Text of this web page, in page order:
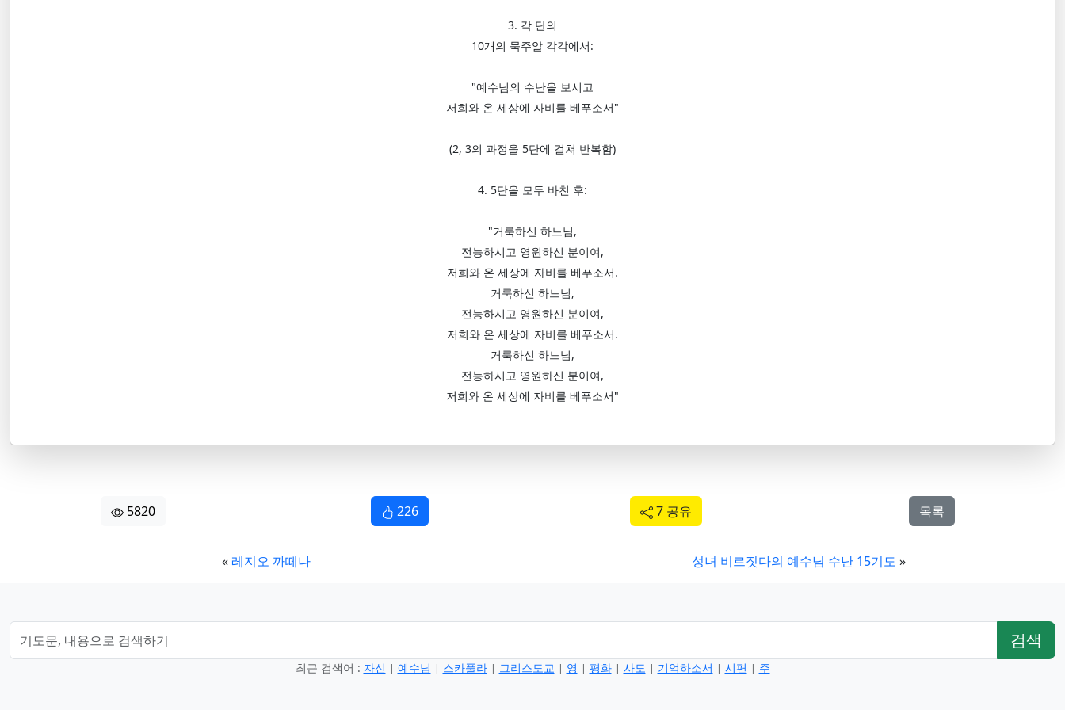
3. 각 단의
10개의 묵주알 각각에서:
"예수님의 수난을 보시고
저희와 온 세상에 자비를 베푸소서"
(2, 3의 과정을 5단에 걸쳐 반복함)
4. 5단을 모두 바친 후:
"거룩하신 하느님,
전능하시고 영원하신 분이여,
저희와 온 세상에 자비를 베푸소서.
거룩하신 하느님,
전능하시고 영원하신 분이여,
저희와 온 세상에 자비를 베푸소서.
거룩하신 하느님,
전능하시고 영원하신 분이여,
저희와 온 세상에 자비를 베푸소서"
5820 226 7 공유 목록
« 레지오 까떼나 성녀 비르짓다의 예수님 수난 15기도 »
검색
최근 검색어 : 자신 | 예수님 | 스카풀라 | 그리스도교 | 영 | 평화 | 사도 | 기억하소서 | 시편 | 주